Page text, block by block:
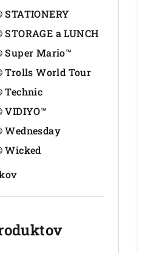
STATIONERY
STORAGE a LUNCH
Super Mario™
Trolls World Tour
Technic
VIDIYO™
Wednesday
Wicked